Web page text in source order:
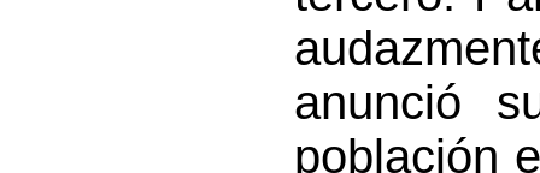
anunció
población